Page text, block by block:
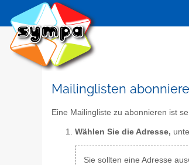
Mailinglisten
Eine Mailingliste zu abonnieren ist
Wählen Sie die Adresse,
Sie sollten eine Adresse